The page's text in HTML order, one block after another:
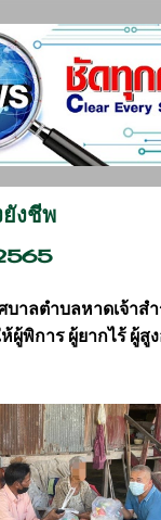
ข้ามไปที่เนื้อหาหลั
ยังชีพ
บาลตำบลหาดเจ้า
ผู้พิการ ผู้ยากไร้ ผู้สู